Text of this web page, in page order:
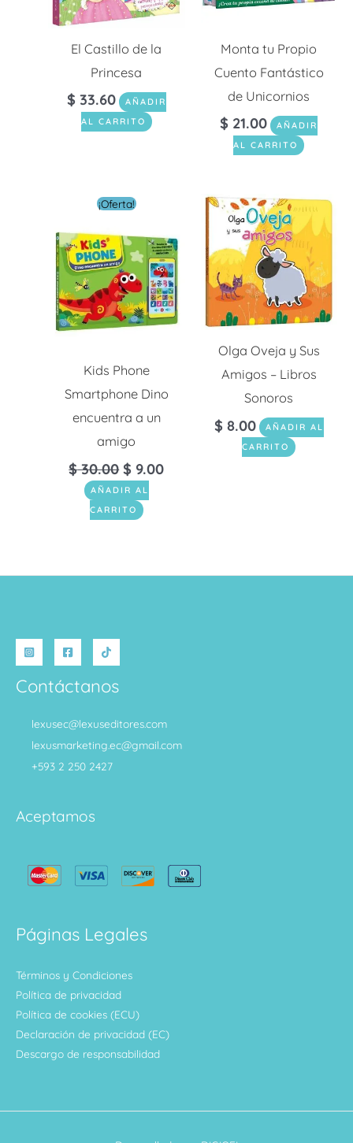
El Castillo de la
Princesa
$ 33.60
AÑADIR
AL CARRITO
Monta tu Propio
Cuento Fantástico
de Unicornios
$ 21.00
AÑADIR
AL CARRITO
¡Oferta!
Kids Phone
Smartphone Dino
encuentra a un
amigo
$30.00
El
original
era:
$ 30.00.
$ 9.00
actual
es:
$ 9.00.
AÑADIR AL
CARRITO
Olga Oveja y Sus
Amigos – Libros
Sonoros
$ 8.00
AÑADIR AL
CARRITO
Contáctanos
lexusec@lexuseditores.com
lexusmarketing.ec@gmail.com
+593 2 250 2427
Aceptamos
Páginas Legales
Términos y Condiciones
Política de privacidad
Política de cookies (ECU)
Declaración de privacidad (EC)
Descargo de responsabilidad